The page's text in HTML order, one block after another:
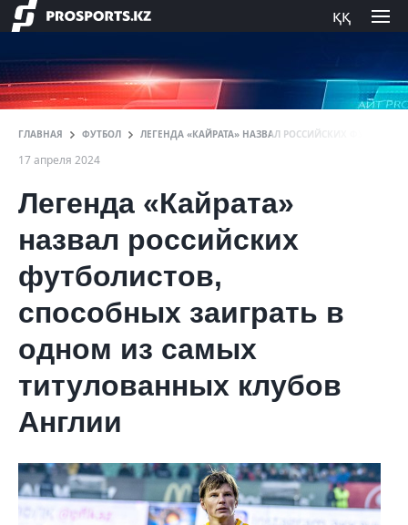
ққ
ГЛАВНАЯ ФУТБОЛ ЛЕГЕНДА «КАЙРАТА» НАЗВАЛ РОССИЙСКИХ
17 апреля 2024
Легенда «Кайрата»
назвал российских
футболистов,
способных заиграть в
одном из самых
титулованных клубов
Англии